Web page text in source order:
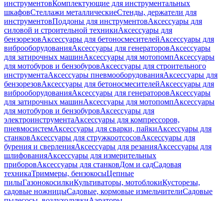
инструментовКомплектующие для инструментальных
шкафовСтеллажи металлическиеСтенды, держатели для
инструментовПоддоны для инструментовАксессуары для
силовой и строительной техникиАксессуары для
бензорезовАксессуары для бетоносмесителейАксессуары для
виброоборудованияАксессуары для генераторовАксессуары
для затирочных машинАксессуары для мотопомпАксессуары
для мотобуров и бензобуровАксессуары для строительного
инструментаАксессуары пневмооборудованияАксессуары для
бензорезовАксессуары для бетоносмесителейАксессуары для
виброоборудованияАксессуары для генераторовАксессуары
для затирочных машинАксессуары для мотопомпАксессуары
для мотобуров и бензобуровАксессуары для
электроинструментаАксессуары для компрессоров,
пневмосистемАксессуары для сварки, пайкиАксессуары для
станковАксессуары для стружкоотсосовАксессуары для
бурения и сверленияАксессуары для резанияАксессуары для
шлифованияАксессуары для измерительных
приборовАксессуары для станковДом и садСадовая
техникаТриммеры, бензокосыЦепные
пилыГазонокосилкиКультиваторы, мотоблокиКусторезы,
садовые ножницыСадовые, кормовые измельчителиСадовые